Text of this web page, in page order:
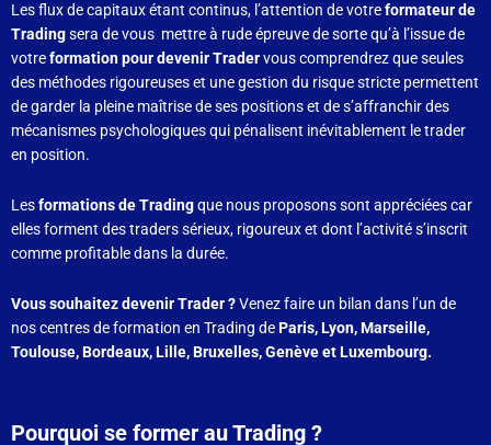
Les flux de capitaux étant continus, l’attention de votreformateur de
Tradingsera de vous mettre à rude épreuve de sorte qu’à l’issue de
votreformation pour devenir Tradervous comprendrez que seules
des méthodes rigoureuses et une gestion du risque stricte permettent
de garder la pleine maîtrise de ses positions et de s’affranchir des
mécanismes psychologiques qui pénalisent inévitablement le trader
en position.
Lesformations de Tradingque nous proposons sont appréciées car
elles forment des traders sérieux, rigoureux et dont l’activité s’inscrit
comme profitable dans la durée.
Vous souhaitez devenir Trader ?Venez faire un bilan dans l’un de
nos centres de formation en Trading deParis, Lyon, Marseille,
Toulouse, Bordeaux, Lille, Bruxelles, Genève et Luxembourg.
Pourquoi se former au Trading ?